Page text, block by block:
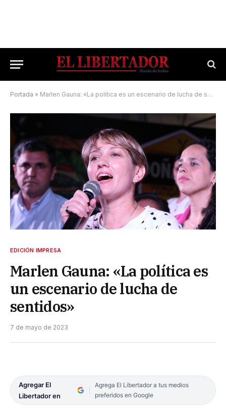
Portada » Marlen Gauna: «La política es un escenario de lucha de sentidos»
EDICIÓN IMPRESA
Marlen Gauna: «La política es
un escenario de lucha de
sentidos»
7 de mayo de 2023
Agregar El
Libertador en
Agrega El Libertador a tus medios
preferidos en Google